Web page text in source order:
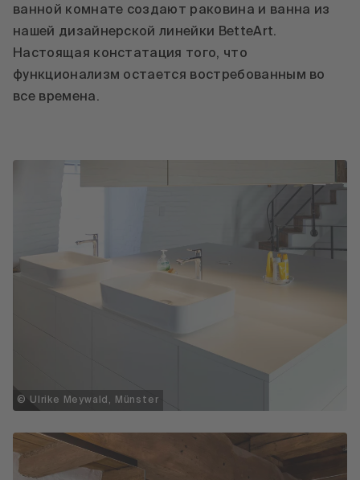
ванной комнате создают раковина и ванна из
нашей дизайнерской линейки BetteArt.
Настоящая констатация того, что
функционализм остается востребованным во
все времена.
© Ulrike Meywald, Münster